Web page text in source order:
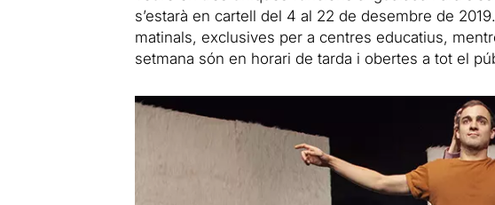
s’estarà en cartell del 4 al 22 de desembre de
matinals, exclusives per a centres educatius,
setmana són en horari de tarda i obertes a tot el